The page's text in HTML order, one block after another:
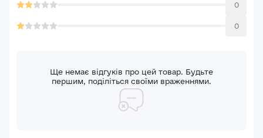
0
0
Ще немає відгуків про цей товар. Будьте
першим, поділіться своїми враженнями.